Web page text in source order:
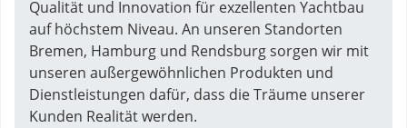
Qualität und Innovation für exzellenten Yachtbau
auf höchstem Niveau. An unseren Standorten
Bremen, Hamburg und Rendsburg sorgen wir mit
unseren außergewöhnlichen Produkten und
Dienstleistungen dafür, dass die Träume unserer
Kunden Realität werden.